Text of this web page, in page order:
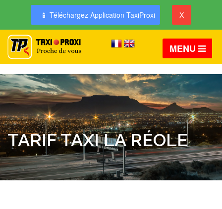
📱 Téléchargez Application TaxiProxi X
MENU
TARIF TAXI LA RÉOLE